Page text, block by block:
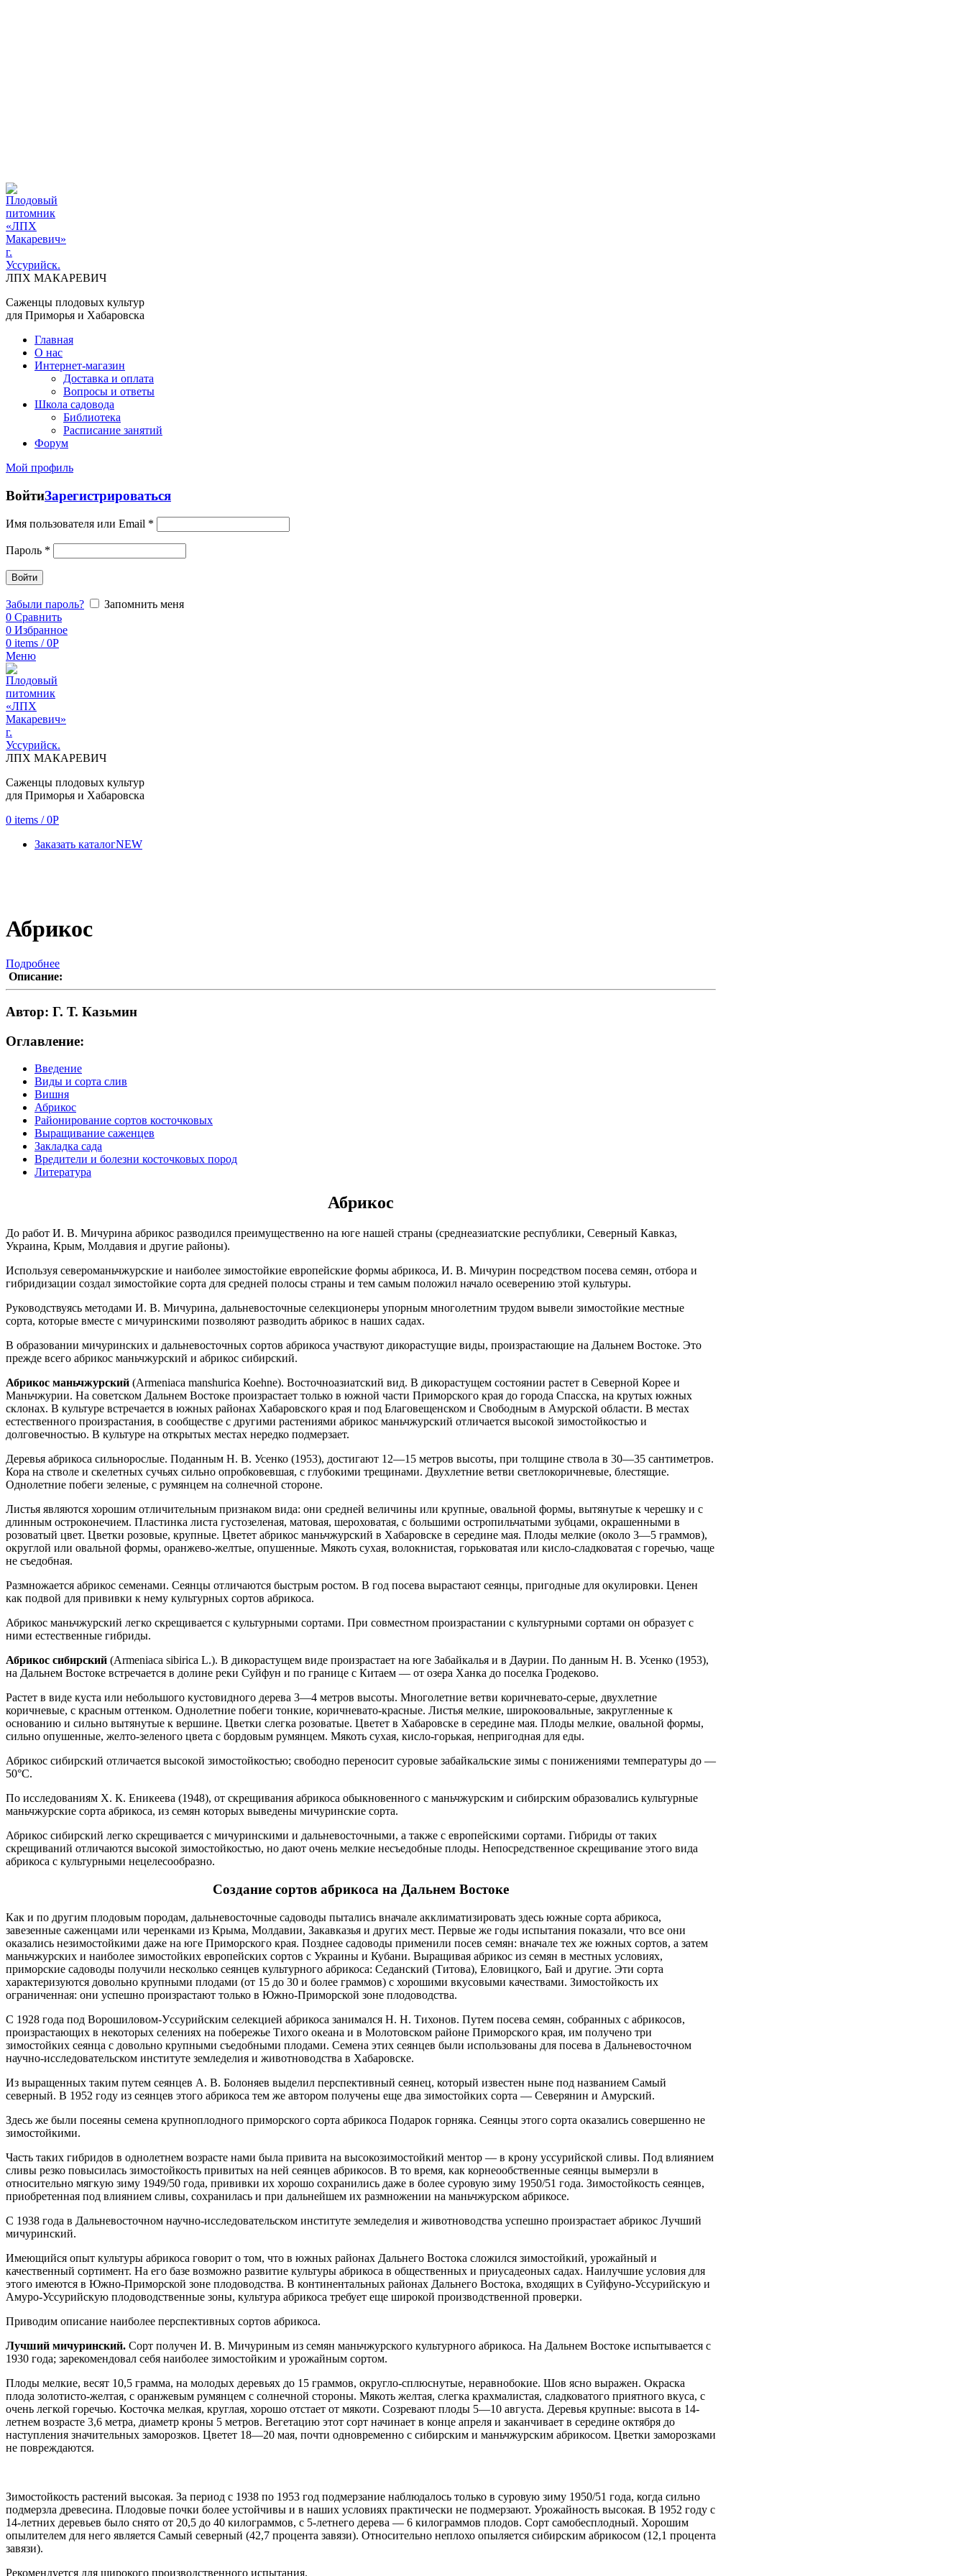
ЛПХ МАКАРЕВИЧ
Саженцы плодовых культур
для Приморья и Хабаровска
Главная
О нас
Интернет-магазин
Доставка и оплата
Вопросы и ответы
Школа садовода
Библиотека
Расписание занятий
Форум
Мой профиль
ВойтиЗарегистрироваться
Имя пользователя или Email *
Пароль *
Войти
Забыли пароль?
Запомнить меня
0 Сравнить
0 Избранное
0 items / 0Р
Меню
ЛПХ МАКАРЕВИЧ
Саженцы плодовых культур
для Приморья и Хабаровска
0 items / 0Р
Заказать каталогNEW
Абрикос
Подробнее
Описание:
Автор: Г. Т. Казьмин
Оглавление:
Введение
Виды и сорта слив
Вишня
Абрикос
Районирование сортов косточковых
Выращивание саженцев
Закладка сада
Вредители и болезни косточковых пород
Литература
Абрикос
До работ И. В. Мичурина абрикос разводился преимущественно на юге нашей страны (среднеазиатские республики, Северный Кавказ,
Украина, Крым, Молдавия и другие районы).
Используя североманьчжурские и наиболее зимостойкие европейские формы абрикоса, И. В. Мичурин посредством посева семян, отбора и
гибридизации создал зимостойкие сорта для средней полосы страны и тем самым положил начало осеверению этой культуры.
Руководствуясь методами И. В. Мичурина, дальневосточные селекционеры упорным многолетним трудом вывели зимостойкие местные
сорта, которые вместе с мичуринскими позволяют разводить абрикос в наших садах.
В образовании мичуринских и дальневосточных сортов абрикоса участвуют дикорастущие виды, произрастающие на Дальнем Востоке. Это
прежде всего абрикос маньчжурский и абрикос сибирский.
Абрикос маньчжурский (Armeniaca manshurica Коehne). Восточноазиатский вид. В дикорастущем состоянии растет в Северной Корее и
Маньчжурии. На советском Дальнем Востоке произрастает только в южной части Приморского края до города Спасска, на крутых южных
склонах. В культуре встречается в южных районах Хабаровского края и под Благовещенском и Свободным в Амурской области. В местах
естественного произрастания, в сообществе с другими растениями абрикос маньчжурский отличается высокой зимостойкостью и
долговечностью. В культуре на открытых местах нередко подмерзает.
Деревья абрикоса сильнорослые. Поданным Н. В. Усенко (1953), достигают 12—15 метров высоты, при толщине ствола в 30—35 сантиметров.
Кора на стволе и скелетных сучьях сильно опробковевшая, с глубокими трещинами. Двухлетние ветви светлокоричневые, блестящие.
Однолетние побеги зеленые, с румянцем на солнечной стороне.
Листья являются хорошим отличительным признаком вида: они средней величины или крупные, овальной формы, вытянутые к черешку и с
длинным остроконечием. Пластинка листа густозеленая, матовая, шероховатая, с большими остропильчатыми зубцами, окрашенными в
розоватый цвет. Цветки розовые, крупные. Цветет абрикос маньчжурский в Хабаровске в середине мая. Плоды мелкие (около 3—5 граммов),
округлой или овальной формы, оранжево-желтые, опушенные. Мякоть сухая, волокнистая, горьковатая или кисло-сладковатая с горечью, чаще
не съедобная.
Размножается абрикос семенами. Сеянцы отличаются быстрым ростом. В год посева вырастают сеянцы, пригодные для окулировки. Ценен
как подвой для прививки к нему культурных сортов абрикоса.
Абрикос маньчжурский легко скрещивается с культурными сортами. При совместном произрастании с культурными сортами он образует с
ними естественные гибриды.
Абрикос сибирский (Armeniaca sibirica L.). В дикорастущем виде произрастает на юге Забайкалья и в Даурии. По данным Н. В. Усенко (1953),
на Дальнем Востоке встречается в долине реки Суйфун и по границе с Китаем — от озера Ханка до поселка Гродеково.
Растет в виде куста или небольшого кустовидного дерева 3—4 метров высоты. Многолетние ветви коричневато-серые, двухлетние
коричневые, с красным оттенком. Однолетние побеги тонкие, коричневато-красные. Листья мелкие, широкоовальные, закругленные к
основанию и сильно вытянутые к вершине. Цветки слегка розоватые. Цветет в Хабаровске в середине мая. Плоды мелкие, овальной формы,
сильно опушенные, желто-зеленого цвета с бордовым румянцем. Мякоть сухая, кисло-горькая, непригодная для еды.
Абрикос сибирский отличается высокой зимостойкостью; свободно переносит суровые забайкальские зимы с понижениями температуры до —
50°С.
По исследованиям X. К. Еникеева (1948), от скрещивания абрикоса обыкновенного с маньчжурским и сибирским образовались культурные
маньчжурские сорта абрикоса, из семян которых выведены мичуринские сорта.
Абрикос сибирский легко скрещивается с мичуринскими и дальневосточными, а также с европейскими сортами. Гибриды от таких
скрещиваний отличаются высокой зимостойкостью, но дают очень мелкие несъедобные плоды. Непосредственное скрещивание этого вида
абрикоса с культурными нецелесообразно.
Создание сортов абрикоса на Дальнем Востоке
Как и по другим плодовым породам, дальневосточные садоводы пытались вначале акклиматизировать здесь южные сорта абрикоса,
завезенные саженцами или черенками из Крыма, Молдавии, Закавказья и других мест. Первые же годы испытания показали, что все они
оказались незимостойкими даже на юге Приморского края. Позднее садоводы применили посев семян: вначале тех же южных сортов, а затем
маньчжурских и наиболее зимостойких европейских сортов с Украины и Кубани. Выращивая абрикос из семян в местных условиях,
приморские садоводы получили несколько сеянцев культурного абрикоса: Седанский (Титова), Еловицкого, Бай и другие. Эти сорта
характеризуются довольно крупными плодами (от 15 до 30 и более граммов) с хорошими вкусовыми качествами. Зимостойкость их
ограниченная: они успешно произрастают только в Южно-Приморской зоне плодоводства.
С 1928 года под Ворошиловом-Уcсурийским селекцией абрикоса занимался Н. Н. Тихонов. Путем посева семян, собранных с абрикосов,
произрастающих в некоторых селениях на побережье Тихого океана и в Молотовском районе Приморского края, им получено три
зимостойких сеянца с довольно крупными съедобными плодами. Семена этих сеянцев были использованы для посева в Дальневосточном
научно-исследовательском институте земледелия и животноводства в Хабаровске.
Из выращенных таким путем сеянцев А. В. Болоняев выделил перспективный сеянец, который известен ныне под названием Самый
северный. В 1952 году из сеянцев этого абрикоса тем же автором получены еще два зимоcтойких сорта — Северянин и Амурский.
Здесь же были посеяны семена крупноплодного приморского сорта абрикоса Подарок горняка. Сеянцы этого сорта оказались совершенно не
зимостойкими.
Часть таких гибридов в однолетнем возрасте нами была привита на высокозимостойкий ментор — в крону уссурийской сливы. Под влиянием
сливы резко повысилась зимостойкость привитых на ней сеянцев абрикосов. В то время, как корнеообственные сеянцы вымерзли в
относительно мягкую зиму 1949/50 года, прививки их хорошо сохранились даже в более суровую зиму 1950/51 года. Зимостойкость сеянцев,
приобретенная под влиянием сливы, сохранилась и при дальнейшем их размножении на маньчжурском абрикосе.
С 1938 года в Дальневосточном научно-исследовательском институте земледелия и животноводства успешно произрастает абрикос Лучший
мичуринский.
Имеющийся опыт культуры абрикоса говорит о том, что в южных районах Дальнего Востока сложился зимостойкий, урожайный и
качественный сортимент. На его базе возможно развитие культуры абрикоса в общественных и приусадеоных садах. Наилучшие условия для
этого имеются в Южно-Приморской зоне плодоводства. В континентальных районах Дальнего Востока, входящих в Суйфуно-Уссурийскую и
Амуро-Уссурийскую плодоводственные зоны, культура абрикоса требует еще широкой производственной проверки.
Приводим описание наиболее перспективных сортов абрикоса.
Лучший мичуринский. Сорт получен И. В. Мичуриным из семян маньчжурского культурного абрикоса. На Дальнем Востоке испытывается с
1930 года; зарекомендовал себя наиболее зимостойким и урожайным сортом.
Плоды мелкие, весят 10,5 грамма, на молодых деревьях до 15 граммов, округло-сплюснутые, неравнобокие. Шов ясно выражен. Окраска
плода золотисто-желтая, с оранжевым румянцем с солнечной стороны. Мякоть желтая, слегка крахмалистая, сладковатого приятного вкуса, с
очень легкой горечью. Косточка мелкая, круглая, хорошо отстает от мякоти. Созревают плоды 5—10 августа. Деревья крупные: высота в 14-
летнем возрасте 3,6 метра, диаметр кроны 5 метров. Вегетацию этот сорт начинает в конце апреля и заканчивает в середине октября до
наступления значительных заморозков. Цветет 18—20 мая, почти одновременно с сибирским и маньчжурским абрикосом. Цветки заморозками
не повреждаются.
Зимостойкость растений высокая. За период с 1938 по 1953 год подмерзание наблюдалось только в суровую зиму 1950/51 года, когда сильно
подмерзла древесина. Плодовые почки более устойчивы и в наших условиях практически не подмерзают. Урожайность высокая. В 1952 году с
14-летних деревьев было снято от 20,5 до 40 килограммов, с 5-летнего дерева — 6 килограммов плодов. Сорт самобесплодный. Хорошим
опылителем для него является Самый северный (42,7 процента завязи). Относительно неплохо опыляется сибирским абрикосом (12,1 процента
завязи).
Рекомендуется для широкого производственного испытания.